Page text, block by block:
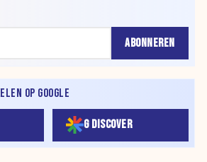
ABONNEREN
OP GOOGLE
G DISCOVER